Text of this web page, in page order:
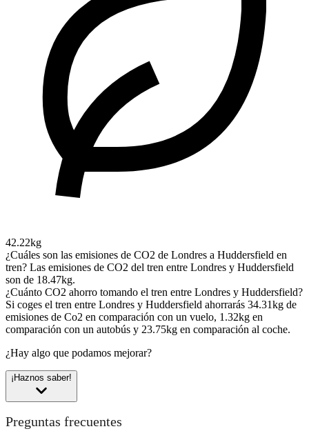
42.22kg
¿Cuáles son las emisiones de CO2 de Londres a Huddersfield en
tren? Las emisiones de CO2 del tren entre Londres y Huddersfield
son de 18.47kg.
¿Cuánto CO2 ahorro tomando el tren entre Londres y Huddersfield?
Si coges el tren entre Londres y Huddersfield ahorrarás 34.31kg de
emisiones de Co2 en comparación con un vuelo, 1.32kg en
comparación con un autobús y 23.75kg en comparación al coche.
¿Hay algo que podamos mejorar?
¡Haznos saber!
Preguntas frecuentes